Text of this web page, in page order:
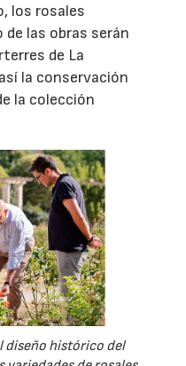
los rosales
las obras serán
de La
la conservación
la colección
diseño histórico del